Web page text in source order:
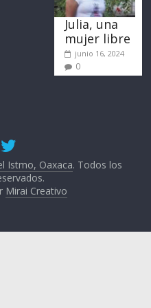
Julia, una
mujer libre
junio 16, 2024
0
Istmo, Oaxaca. Todos los
Mirai Creativo